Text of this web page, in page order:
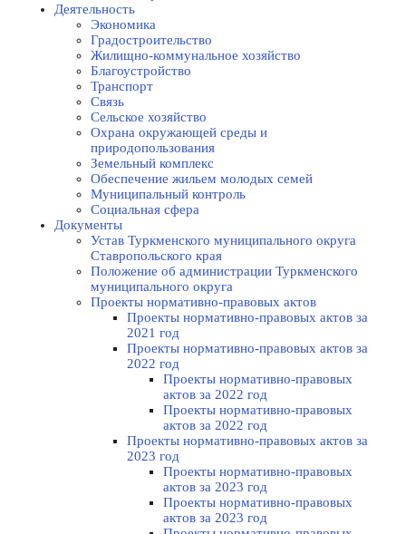
Деятельность
Экономика
Градостроительство
Жилищно-коммунальное хозяйство
Благоустройство
Транспорт
Связь
Сельское хозяйство
Охрана окружающей среды и
природопользования
Земельный комплекс
Обеспечение жильем молодых семей
Муниципальный контроль
Социальная сфера
Документы
Устав Туркменского муниципального округа
Ставропольского края
Положение об администрации Туркменского
муниципального округа
Проекты нормативно-правовых актов
Проекты нормативно-правовых актов за
2021 год
Проекты нормативно-правовых актов за
2022 год
Проекты нормативно-правовых
актов за 2022 год
Проекты нормативно-правовых
актов за 2022 год
Проекты нормативно-правовых актов за
2023 год
Проекты нормативно-правовых
актов за 2023 год
Проекты нормативно-правовых
актов за 2023 год